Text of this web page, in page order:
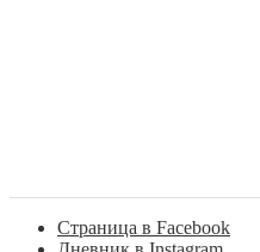
Страница в Facebook